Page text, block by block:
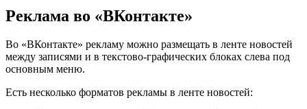
Реклама во «ВКонтакте»
Во «ВКонтакте» рекламу можно размещать в ленте новостей
между записями и в текстово-графических блоках слева под
основным меню.
Есть несколько форматов рекламы в ленте новостей: